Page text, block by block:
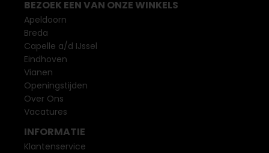
BEZOEK EEN VAN ONZE WINKELS
Apeldoorn
Breda
Capelle a/d IJssel
Eindhoven
Vianen
Openingstijden
Over Ons
Vacatures
INFORMATIE
Klantenservice